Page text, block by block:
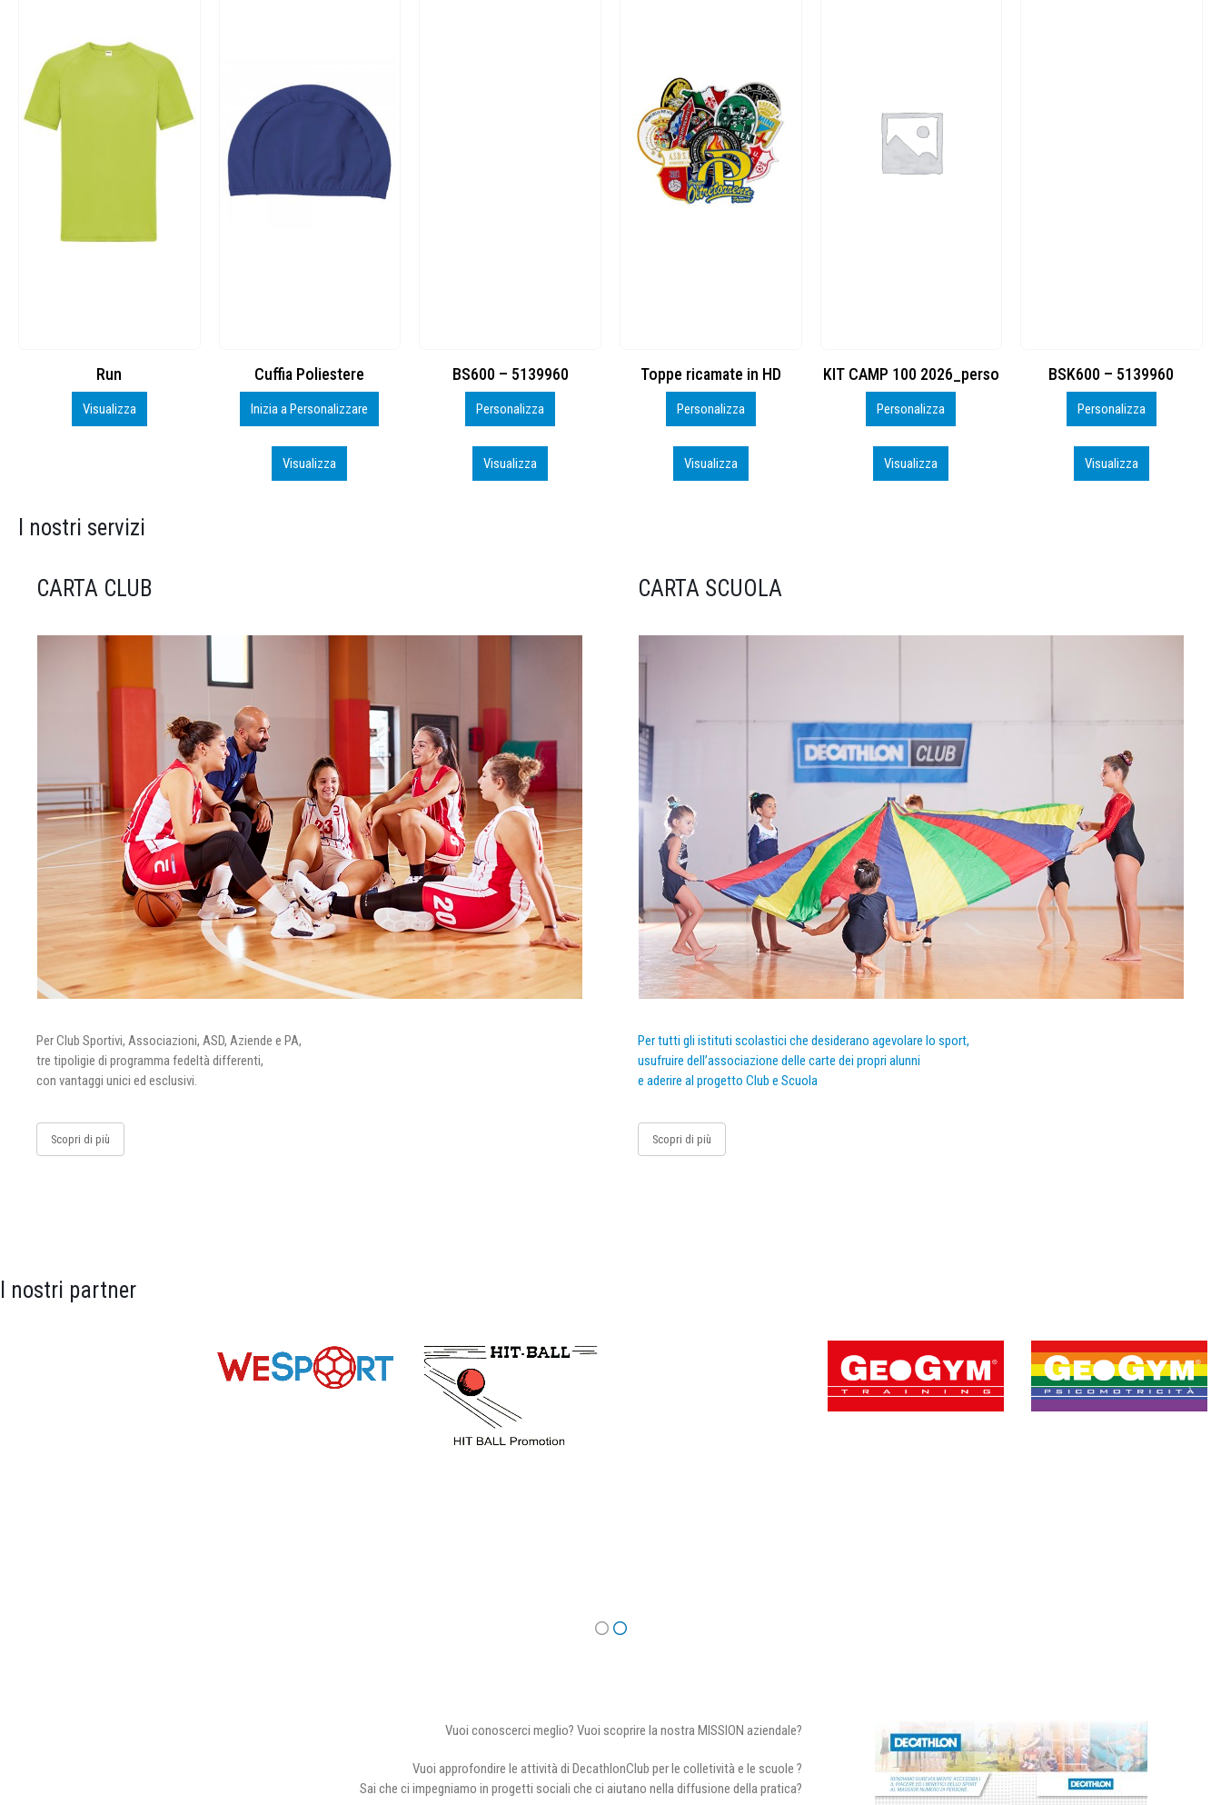
Cuffia Poliestere
Inizia a Personalizzare
BS600 – 5139960
Personalizza
Visualizza
Toppe ricamate in HD
Personalizza
Visualizza
KIT CAMP 100 2026_perso
Personalizza
Visualizza
BSK600 – 5139960
Personalizza
Visualizza
DTF
Personalizza
Visualizza
I nostri servizi
CARTA CLUB
Per Club Sportivi, Associazioni, ASD, Aziende e PA,
tre tipoligie di programma fedeltà differenti,
con vantaggi unici ed esclusivi.
Scopri di più
CARTA SCUOLA
Per tutti gli istituti scolastici che desiderano agevolare lo sport,
usufruire dell’associazione delle carte dei propri alunni
e aderire al progetto Club e Scuola
Scopri di più
I nostri partner
Vuoi conoscerci meglio? Vuoi scoprire la nostra MISSION aziendale?
Vuoi approfondire le attività di DecathlonClub per le colletività e le scuole ?
Sai che ci impegniamo in progetti sociali che ci aiutano nella diffusione della pratica?